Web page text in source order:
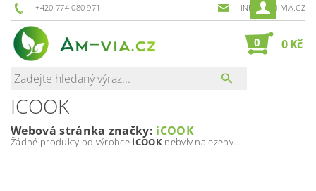
+420 774 080 971 INFO@AM-VIA.CZ
0 0 Kč
ICOOK
Webová stránka značky: iCOOK
Žádné produkty od výrobce iCOOKnebyly nalezeny....